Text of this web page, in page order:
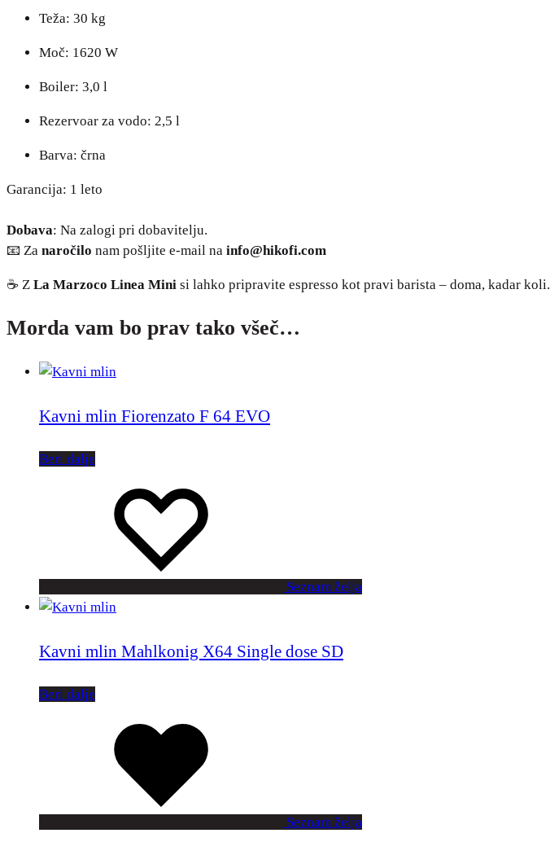
Teža: 30 kg
Moč: 1620 W
Boiler: 3,0 l
Rezervoar za vodo: 2,5 l
Barva: črna
Garancija: 1 leto
Dobava: Na zalogi pri dobavitelju.
📧 Za naročilo nam pošljite e-mail na info@hikofi.com
☕ Z La Marzoco Linea Mini si lahko pripravite espresso kot pravi barista – doma, kadar koli.
Morda vam bo prav tako všeč…
Kavni mlin Fiorenzato F 64 EVO
Beri dalje
Seznam želja
Kavni mlin Mahlkonig X64 Single dose SD
Beri dalje
Seznam želja